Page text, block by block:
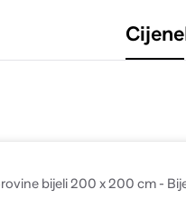
Cijene
bijeli 200 x 200 cm -